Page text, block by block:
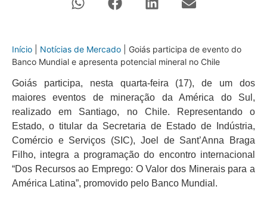
Início Notícias de Mercado
Goiás participa de evento do
Banco Mundial e apresenta potencial mineral no Chile
Goiás participa, nesta quarta-feira (17), de um dos
maiores eventos de mineração da América do Sul,
realizado em Santiago, no Chile. Representando o
Estado, o titular da Secretaria de Estado de Indústria,
Comércio e Serviços (SIC), Joel de Sant’Anna Braga
Filho, integra a programação do encontro internacional
“Dos Recursos ao Emprego: O Valor dos Minerais para a
América Latina”, promovido pelo Banco Mundial.